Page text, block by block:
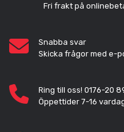
Fri frakt på
Snabba svar
Skicka frågor med e-
Ring till oss! 0176-20
Öppettider 7-16